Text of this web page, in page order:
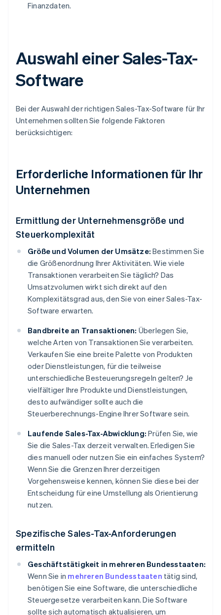
Finanzdaten.
Auswahl einer Sales-Tax-
Software
Bei der Auswahl der richtigen Sales-Tax-Software für Ihr
Unternehmen sollten Sie folgende Faktoren
berücksichtigen:
Erforderliche Informationen für Ihr
Unternehmen
Ermittlung der Unternehmensgröße und
Steuerkomplexität
Größe und Volumen der Umsätze: Bestimmen Sie
die Größenordnung Ihrer Aktivitäten. Wie viele
Transaktionen verarbeiten Sie täglich? Das
Umsatzvolumen wirkt sich direkt auf den
Komplexitätsgrad aus, den Sie von einer Sales-Tax-
Software erwarten.
Bandbreite an Transaktionen: Überlegen Sie,
welche Arten von Transaktionen Sie verarbeiten.
Verkaufen Sie eine breite Palette von Produkten
oder Dienstleistungen, für die teilweise
unterschiedliche Besteuerungsregeln gelten? Je
vielfältiger Ihre Produkte und Dienstleistungen,
desto aufwändiger sollte auch die
Steuerberechnungs-Engine Ihrer Software sein.
Laufende Sales-Tax-Abwicklung: Prüfen Sie, wie
Sie die Sales-Tax derzeit verwalten. Erledigen Sie
dies manuell oder nutzen Sie ein einfaches System?
Wenn Sie die Grenzen Ihrer derzeitigen
Vorgehensweise kennen, können Sie diese bei der
Entscheidung für eine Umstellung als Orientierung
nutzen.
Spezifische Sales-Tax-Anforderungen
ermitteln
Geschäftstätigkeit in mehreren Bundesstaaten:
Wenn Sie in mehreren Bundesstaaten tätig sind,
benötigen Sie eine Software, die unterschiedliche
Steuergesetze verarbeiten kann. Die Software
sollte sich automatisch aktualisieren, um